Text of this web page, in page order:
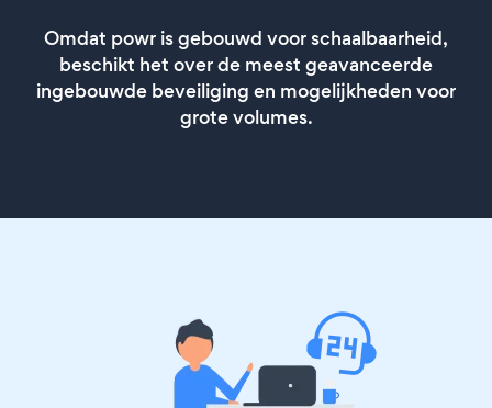
Omdat powr is gebouwd voor schaalbaarheid,
beschikt het over de meest geavanceerde
ingebouwde beveiliging en mogelijkheden voor
grote volumes.